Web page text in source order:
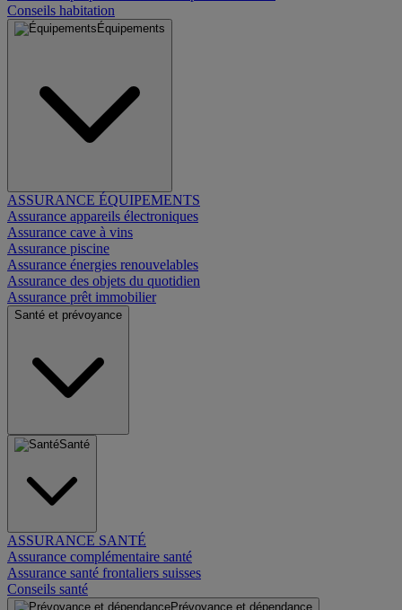
Conseils habitation
Équipements
ASSURANCE ÉQUIPEMENTS
Assurance appareils électroniques
Assurance cave à vins
Assurance piscine
Assurance énergies renouvelables
Assurance des objets du quotidien
Assurance prêt immobilier
Santé et prévoyance
Santé
ASSURANCE SANTÉ
Assurance complémentaire santé
Assurance santé frontaliers suisses
Conseils santé
Prévoyance et dépendance